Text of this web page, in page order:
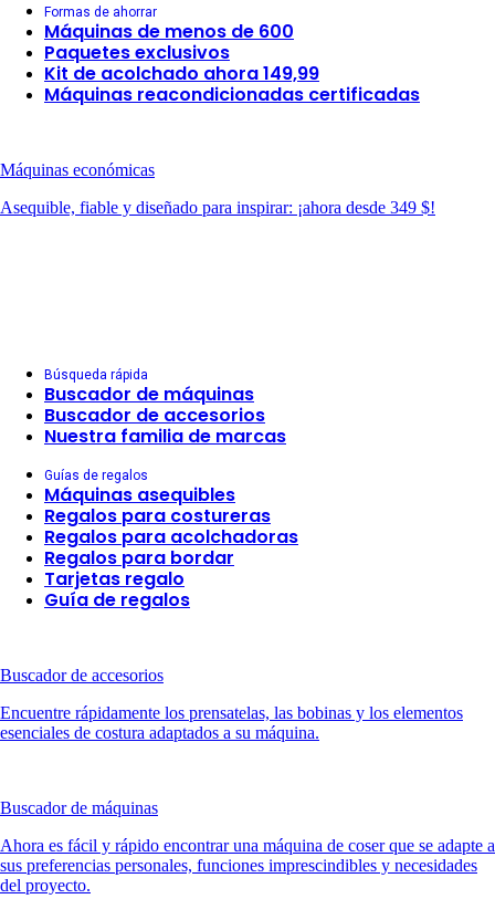
Formas de ahorrar
Máquinas de menos de 600
Paquetes exclusivos
Kit de acolchado ahora 149,99
Máquinas reacondicionadas certificadas
Máquinas económicas
Asequible, fiable y diseñado para inspirar: ¡ahora desde 349 $!
Búsqueda rápida
Buscador de máquinas
Buscador de accesorios
Nuestra familia de marcas
Guías de regalos
Máquinas asequibles
Regalos para costureras
Regalos para acolchadoras
Regalos para bordar
Tarjetas regalo
Guía de regalos
Buscador de accesorios
Encuentre rápidamente los prensatelas, las bobinas y los elementos
esenciales de costura adaptados a su máquina.
Buscador de máquinas
Ahora es fácil y rápido encontrar una máquina de coser que se adapte a
sus preferencias personales, funciones imprescindibles y necesidades
del proyecto.